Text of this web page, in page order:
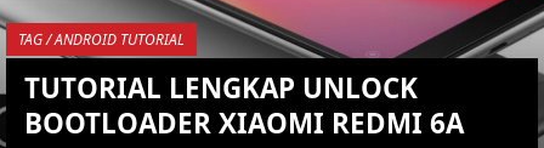
TAG / ANDROID TUTORIAL
TUTORIAL LENGKAP UNLOCK
BOOTLOADER XIAOMI REDMI 6A